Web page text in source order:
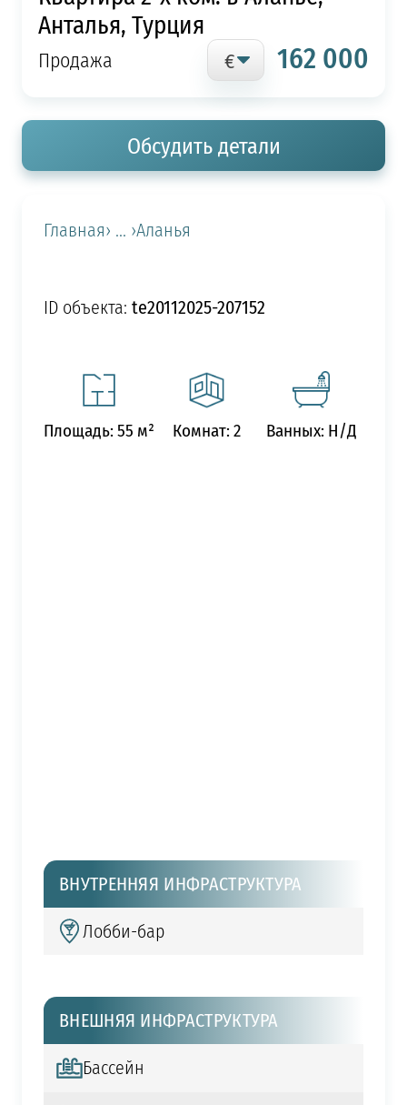
Анталья, Турция
Продажа 162 000
Обсудить детали
Главная› ... ›Аланья
ID объекта: te20112025-207152
Площадь: 55 м² Комнат: 2 Ванных: Н/Д
ВНУТРЕННЯЯ ИНФРАСТРУКТУРА
Лобби-бар
ВНЕШНЯЯ ИНФРАСТРУКТУРА
Бассейн